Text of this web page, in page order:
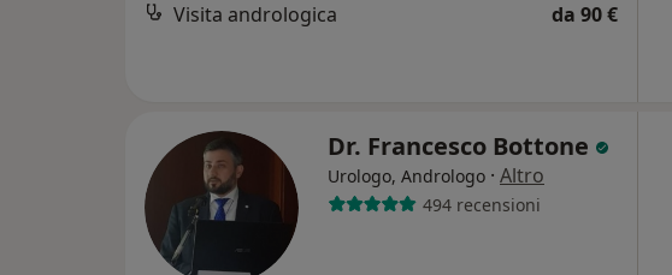
Visita andrologica da 90 €
Dr. Francesco Bottone
Urologo, Andrologo · Altro
494 recensioni